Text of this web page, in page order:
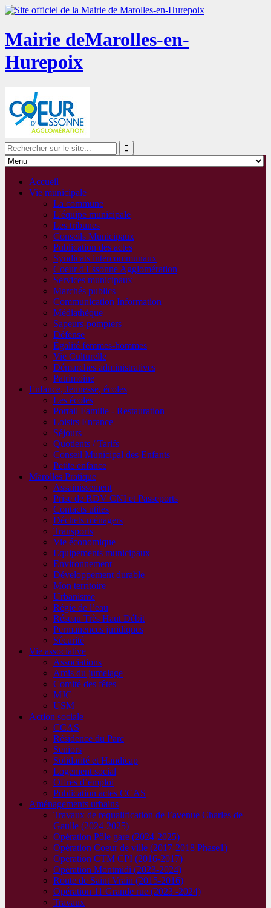
Mairie deMarolles-en-
Hurepoix
Accueil
Vie municipale
La commune
L'équipe municipale
Les tribunes
Conseils Municipaux
Publication des actes
Syndicats intercommunaux
Coeur d'Essonne Agglomération
Services municipaux
Marchés publics
Communication Information
Médiathèque
Sapeurs-pompiers
Défense
Égalité femmes-hommes
Vie Culturelle
Démarches administratives
Patrimoine
Enfance, Jeunesse, écoles
Les écoles
Portail Famille - Restauration
Loisirs Enfance
Séjours
Quotients / Tarifs
Conseil Municipal des Enfants
Petite enfance
Marolles Pratique
Assainissement
Prise de RDV CNI et Passeports
Contacts utiles
Déchets ménagers
Transports
Vie économique
Equipements municipaux
Environnement
Développement durable
Mon territoire
Urbanisme
Régie de l’eau
Réseau Très Haut Débit
Permanences juridiques
Sécurité
Vie associative
Associations
Amis du jumelage
Comité des fêtes
MJC
USM
Action sociale
CCAS
Résidence du Parc
Seniors
Solidarité et Handicap
Logement social
Offres d’emploi
Publication actes CCAS
Aménagements urbains
Travaux de requalification de l’avenue Charles de
Gaulle (2024-2025)
Opération Pôle gare (2024-2025)
Opération Coeur de ville (2017-2018 Phase1)
Opération CTM CPI (2016-2017)
Opération Montmidi (2023-2024)
Route de Saint Vrain (2015-2016)
Opération 11 Grande rue (2023 -2024)
Travaux